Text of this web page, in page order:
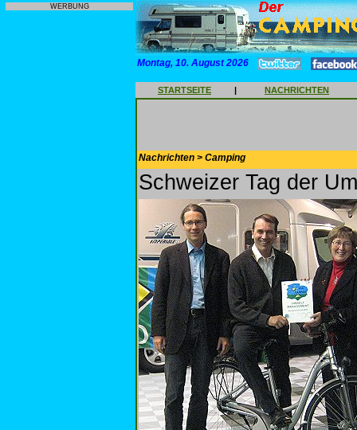
WERBUNG
Montag, 10. August 2026
STARTSEITE | NACHRICHTEN
Nachrichten > Camping
Schweizer Tag der